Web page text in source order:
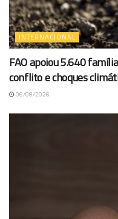
INTERNACIONAL
FAO apoiou 5.640
conflito e choques
06/08/2026